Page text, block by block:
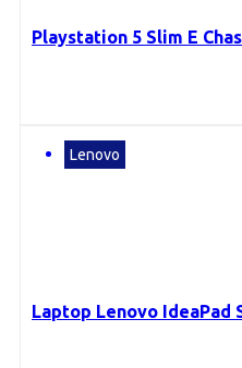
Playstation 5 Slim E
Lenovo
Laptop Lenovo IdeaPad